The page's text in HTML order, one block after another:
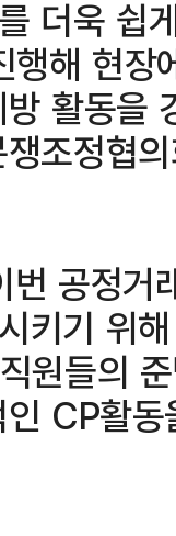
더욱 쉽
행해 현
활동을
조정협
공정거
키기 위
원들의
CP활